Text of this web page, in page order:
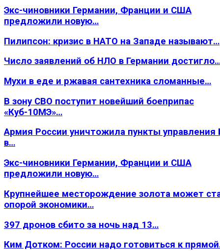
Экс-чиновники Германии, Франции и США
предложили новую…
Пилипсон: кризис в НАТО на Западе называют…
Число заявлений об НЛО в Германии
Мухи в еде и ржавая сантехника сломанные…
В зону СВО поступит новейший боеприпас
«Куб-10МЭ»…
Армия России уничтожила пункты
в…
Экс-чиновники Германии, Франции и США
предложили новую…
Крупнейшее месторождение золота может
опорой экономики…
397 дронов сбито за ночь над 13…
Ким Дотком: России надо готовиться к